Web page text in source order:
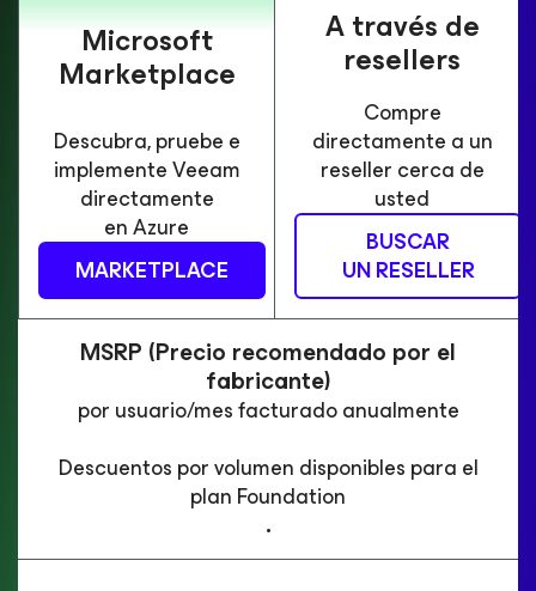
Microsoft
Marketplace
Descubra, pruebe e
implemente Veeam
directamente
en Azure
MARKETPLACE
A través de
resellers
Compre
directamente a un
reseller cerca de
usted
BUSCAR
UN RESELLER
MSRP (Precio recomendado por el
fabricante)
por usuario/mes facturado anualmente
Descuentos por volumen disponibles para el
plan Foundation
.